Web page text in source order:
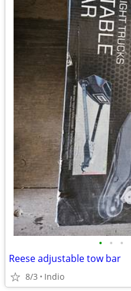
• • •
Reese adjustable tow bar
8/3 Indio